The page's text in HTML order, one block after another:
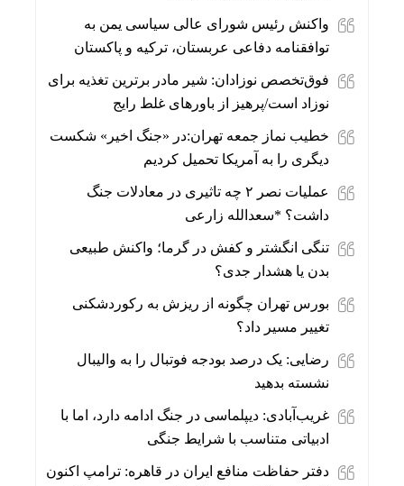
واکنش رئیس شورای عالی سیاسی یمن به
توافقنامه دفاعی عربستان، ترکیه و پاکستان
فوق‌تخصص نوزادان: شیر مادر برترین تغذیه برای
نوزاد است/پرهیز از باورهای غلط رایج
خطیب نماز جمعه تهران:در «جنگ اخیر» شکست
دیگری را به آمریکا تحمیل کردیم
عملیات نصر ۲ چه تاثیری در معادلات جنگ
داشت؟ *سعدالله زارعی
تنگی انگشتر و کفش در گرما؛ واکنش طبیعی
بدن یا هشدار جدی؟
بورس تهران چگونه از ریزش به رکوردشکنی
تغییر مسیر داد؟
رضایی: یک درصد بودجه فوتبال را به والیبال
نشسته بدهید
غریب‌آبادی: دیپلماسی در جنگ ادامه دارد، اما با
ادبیاتی متناسب با شرایط جنگی
دفتر حفاظت منافع ایران در قاهره: ترامپ اکنون